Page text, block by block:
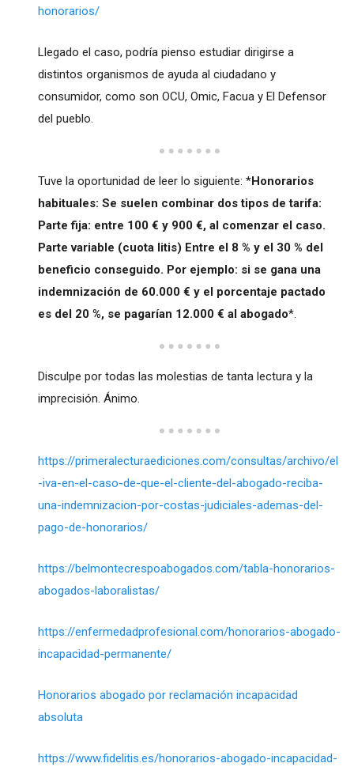
honorarios/
Llegado el caso, podría pienso estudiar dirigirse a
distintos organismos de ayuda al ciudadano y
consumidor, como son OCU, Omic, Facua y El Defensor
del pueblo.
Tuve la oportunidad de leer lo siguiente: *Honorarios
habituales: Se suelen combinar dos tipos de tarifa:
Parte fija: entre 100 € y 900 €, al comenzar el caso.
Parte variable (cuota litis) Entre el 8 % y el 30 % del
beneficio conseguido. Por ejemplo: si se gana una
indemnización de 60.000 € y el porcentaje pactado
es del 20 %, se pagarían 12.000 € al abogado*.
Disculpe por todas las molestias de tanta lectura y la
imprecisión. Ánimo.
https://primeralecturaediciones.com/consultas/archivo/el
-iva-en-el-caso-de-que-el-cliente-del-abogado-reciba-
una-indemnizacion-por-costas-judiciales-ademas-del-
pago-de-honorarios/
https://belmontecrespoabogados.com/tabla-honorarios-
abogados-laboralistas/
https://enfermedadprofesional.com/honorarios-abogado-
incapacidad-permanente/
Honorarios abogado por reclamación incapacidad
absoluta
https://www.fidelitis.es/honorarios-abogado-incapacidad-